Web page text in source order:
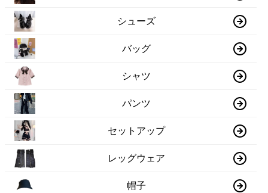
シューズ
バッグ
シャツ
パンツ
セットアップ
レッグウェア
帽子